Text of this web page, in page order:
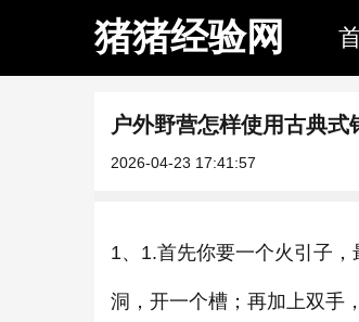
猪猪经验网
户外野营怎样使用古典式
2026-04-23 17:41:57
1、1.首先你要一个火引子
洞，开一个槽；再加上双手